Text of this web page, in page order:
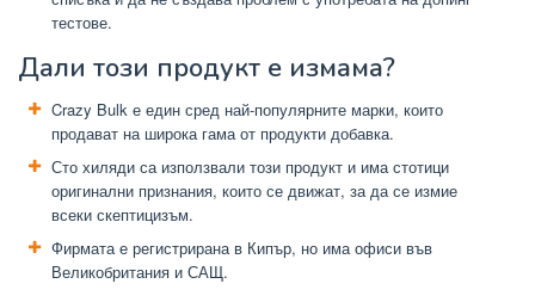
тестове.
Дали този продукт е измама?
Crazy Bulk е един сред най-популярните марки, които
продават на широка гама от продукти добавка.
Сто хиляди са използвали този продукт и има стотици
оригинални признания, които се движат, за да се измие
всеки скептицизъм.
Фирмата е регистрирана в Кипър, но има офиси във
Великобритания и САЩ.